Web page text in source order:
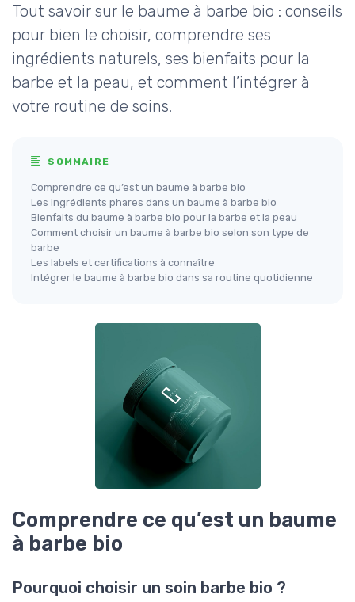
Tout savoir sur le baume à barbe bio : conseils
pour bien le choisir, comprendre ses
ingrédients naturels, ses bienfaits pour la
barbe et la peau, et comment l’intégrer à
votre routine de soins.
SOMMAIRE
Comprendre ce qu’est un baume à barbe bio
Les ingrédients phares dans un baume à barbe bio
Bienfaits du baume à barbe bio pour la barbe et la peau
Comment choisir un baume à barbe bio selon son type de
barbe
Les labels et certifications à connaître
Intégrer le baume à barbe bio dans sa routine quotidienne
Comprendre ce qu’est un baume
à barbe bio
Pourquoi choisir un soin barbe bio ?